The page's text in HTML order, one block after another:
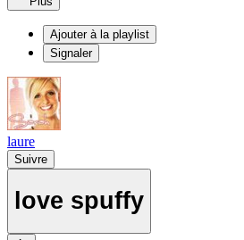
Ajouter à la playlist
Signaler
laure
Suivre
love spuffy